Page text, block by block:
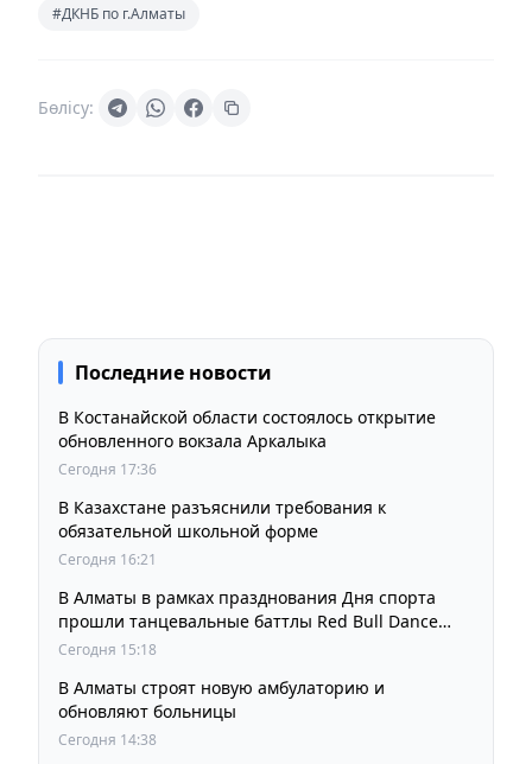
#ДКНБ по г.Алматы
Бөлісу:
Последние новости
В Костанайской области состоялось открытие
обновленного вокзала Аркалыка
Сегодня 17:36
В Казахстане разъяснили требования к
обязательной школьной форме
Сегодня 16:21
В Алматы в рамках празднования Дня спорта
прошли танцевальные баттлы Red Bull Dance
Your Style
Сегодня 15:18
В Алматы строят новую амбулаторию и
обновляют больницы
Сегодня 14:38